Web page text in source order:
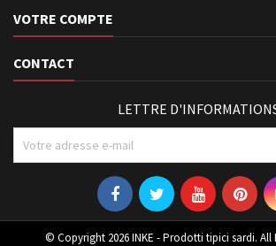
VOTRE COMPTE
CONTACT
LETTRE
© Copyright 2026 INKE - Prodotti tipici sardi. All